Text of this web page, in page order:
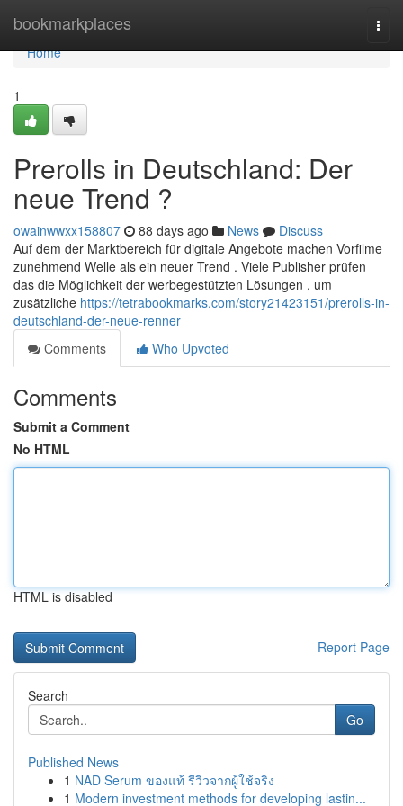
bookmarkplaces
Home
Home
1
Prerolls in Deutschland: Der
neue Trend ?
owainwwxx158807 88 days ago News
Discuss
Auf dem der Marktbereich für digitale Angebote machen Vorfilme
zunehmend Welle als ein neuer Trend . Viele Publisher prüfen
das die Möglichkeit der werbegestützten Lösungen , um
zusätzliche https://tetrabookmarks.com/story21423151/prerolls-in-
deutschland-der-neue-renner
Comments
Who Upvoted
Comments
Submit a Comment
No HTML
HTML is disabled
Report Page
Search
Go
Published News
1 NAD Serum ของแท้ รีวิวจากผู้ใช้จริง
1 Modern investment methods for developing lastin...